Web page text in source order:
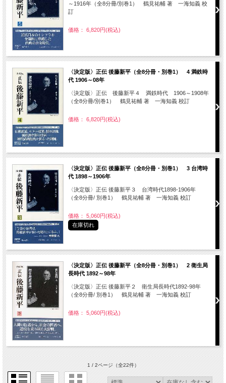
～1916年（全8分冊/別巻1） 鶴見祐輔 著 一海知義 校
訂
価格： 6,820円(税込)
〈決定版〉正伝 後藤新平（全8分冊・別巻1） 4 満鉄時
代 1906～08年
〈決定版〉正伝 後藤新平４ 満鉄時代 1906～1908年
（全8分冊/別巻1） 鶴見祐輔 著 一海知義 校訂
価格： 6,820円(税込)
〈決定版〉正伝 後藤新平（全8分冊・別巻1） 3 台湾時
代 1898～1906年
〈決定版〉正伝 後藤新平３ 台湾時代1898-1906年
（全8分冊/ 別巻1） 鶴見祐輔 著 一海知義 校訂
価格： 5,060円(税込)
在庫切れ
〈決定版〉正伝 後藤新平（全8分冊・別巻1） 2 衛生局
長時代 1892～98年
〈決定版〉正伝 後藤新平２ 衛生局長時代1892-98年
（全8分冊/ 別巻1） 鶴見祐輔 著 一海知義 校訂
価格： 5,060円(税込)
1 / 2ページ（全22件）